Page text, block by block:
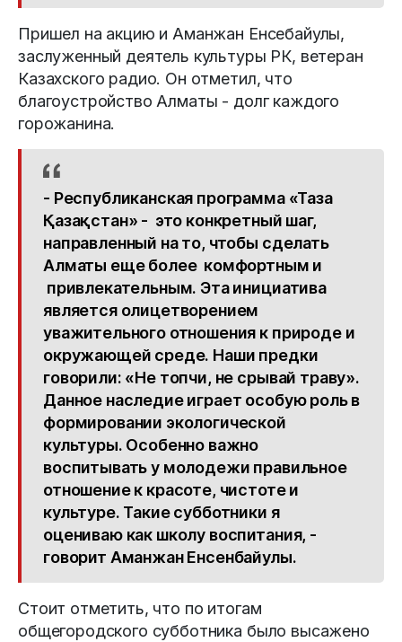
Пришел на акцию и Аманжан Енсебайулы,
заслуженный деятель культуры РК, ветеран
Казахского радио. Он отметил, что
благоустройство Алматы - долг каждого
горожанина.
- Республиканская программа «Таза
Қазақстан» - это конкретный шаг,
направленный на то, чтобы сделать
Алматы еще более комфортным и
привлекательным. Эта инициатива
является олицетворением
уважительного отношения к природе и
окружающей среде. Наши предки
говорили: «Не топчи, не срывай траву».
Данное наследие играет особую роль в
формировании экологической
культуры. Особенно важно
воспитывать у молодежи правильное
отношение к красоте, чистоте и
культуре. Такие субботники я
оцениваю как школу воспитания, -
говорит Аманжан Енсенбайулы.
Стоит отметить, что по итогам
общегородского субботника было высажено